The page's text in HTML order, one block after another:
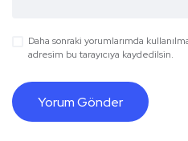
Daha sonraki yorumlarımda
adresim bu tarayıcıya kaydedilsin.